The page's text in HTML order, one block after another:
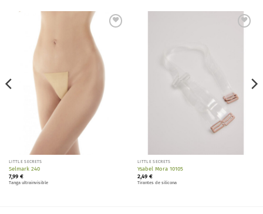
LITTLE SECRETS
Selmark 240
7,99 €
Tanga ultrainvisible
LITTLE SECRETS
Ysabel Mora 10105
2,49 €
Tirantes de silicona